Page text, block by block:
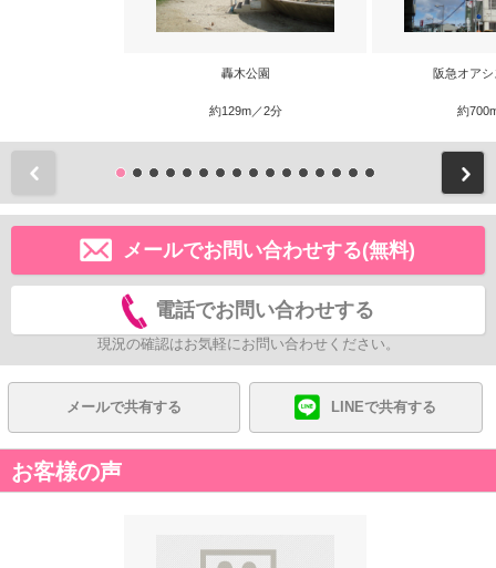
轟木公園
約129m／2分
阪急オア
約
メールでお問い合わせする(無料)
電話でお問い合わせする
現況の確認はお気軽にお問い合わせください。
メールで共有する LINEで共有する
お客様の声